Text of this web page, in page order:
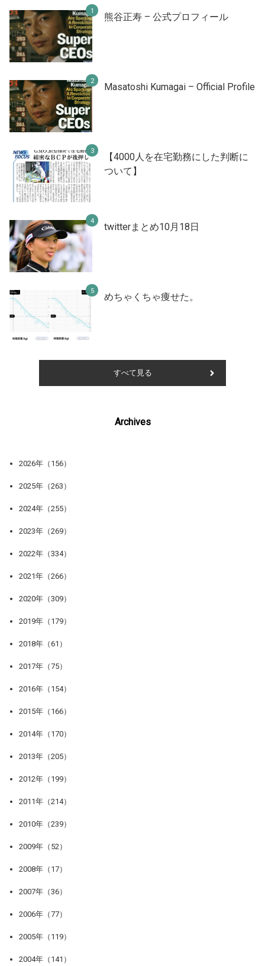
熊谷正寿 – 公式プロフィール
Masatoshi Kumagai – Official Profile
【4000人を在宅勤務にした判断に
ついて】
twitterまとめ10月18日
めちゃくちゃ痩せた。
すべて見る
Archives
2026年（156）
2025年（263）
2024年（255）
2023年（269）
2022年（334）
2021年（266）
2020年（309）
2019年（179）
2018年（61）
2017年（75）
2016年（154）
2015年（166）
2014年（170）
2013年（205）
2012年（199）
2011年（214）
2010年（239）
2009年（52）
2008年（17）
2007年（36）
2006年（77）
2005年（119）
2004年（141）